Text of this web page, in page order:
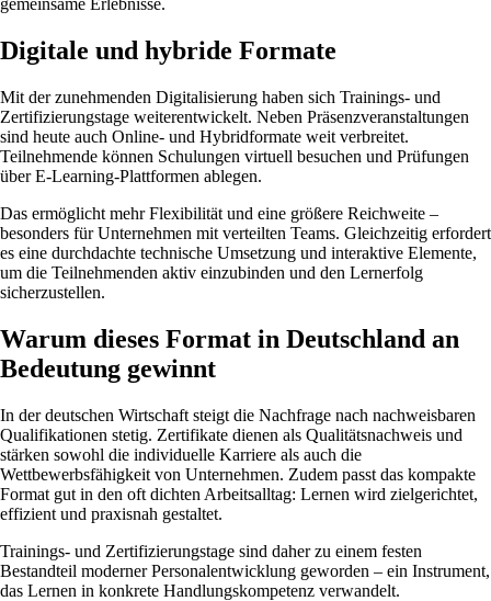
gemeinsame Erlebnisse.
Digitale und hybride Formate
Mit der zunehmenden Digitalisierung haben sich Trainings- und
Zertifizierungstage weiterentwickelt. Neben Präsenzveranstaltungen
sind heute auch Online- und Hybridformate weit verbreitet.
Teilnehmende können Schulungen virtuell besuchen und Prüfungen
über E-Learning-Plattformen ablegen.
Das ermöglicht mehr Flexibilität und eine größere Reichweite –
besonders für Unternehmen mit verteilten Teams. Gleichzeitig erfordert
es eine durchdachte technische Umsetzung und interaktive Elemente,
um die Teilnehmenden aktiv einzubinden und den Lernerfolg
sicherzustellen.
Warum dieses Format in Deutschland an
Bedeutung gewinnt
In der deutschen Wirtschaft steigt die Nachfrage nach nachweisbaren
Qualifikationen stetig. Zertifikate dienen als Qualitätsnachweis und
stärken sowohl die individuelle Karriere als auch die
Wettbewerbsfähigkeit von Unternehmen. Zudem passt das kompakte
Format gut in den oft dichten Arbeitsalltag: Lernen wird zielgerichtet,
effizient und praxisnah gestaltet.
Trainings- und Zertifizierungstage sind daher zu einem festen
Bestandteil moderner Personalentwicklung geworden – ein Instrument,
das Lernen in konkrete Handlungskompetenz verwandelt.